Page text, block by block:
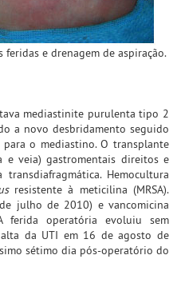
feridas e drenagem de aspiração.
mediastinite purulenta tipo 2
a novo desbridamento seguido
o mediastino. O transplante
e veia) gastromentais direitos e
Hemocultura
resistente à meticilina (MRSA).
julho de 2010) e vancomicina
operatória evoluiu sem
da UTI em 16 de agosto de
sétimo dia pós-operatório do